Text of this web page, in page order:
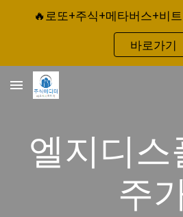
Skip to main content
🔥로또+주식+메타버스+비
바로가기
엘지디스
주